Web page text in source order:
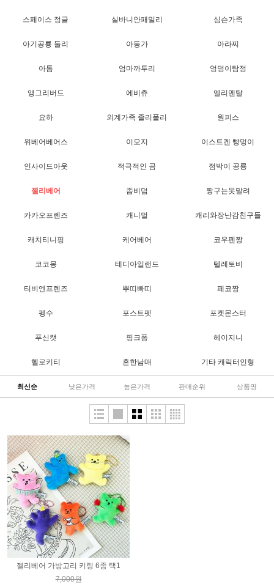
스페이스 정글 실바니안패밀리 심슨가족
아기공룡 둘리 아둥가 아라찌
아톰 엄마까투리 엉덩이탐정
앵그리버드 에비츄 엘리멘탈
요하 외계가족 졸리폴리 원피스
위베어베어스 이모지 이스트켄 빵멍이
인사이드아웃 적극적인 곰 점박이 공룡
젤리베어 좀비덤 짱구는못말려
카카오프렌즈 캐니멀 캐리와장난감친구들
캐치티니핑 케어베어 코우펜짱
코코몽 테디아일랜드 텔레토비
티비엔프렌즈 뿌띠빠띠 페코짱
펭수 포스트펫 포켓몬스터
푸신캣 핑크퐁 헤이지니
헬로키티 흔한남매 기타 캐릭터인형
최신순 낮은가격 높은가격 판매순위 상품명
젤리베어 가방고리 키링 6종 택1
7,000원